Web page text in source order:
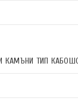
КАМЪНИ ТИП